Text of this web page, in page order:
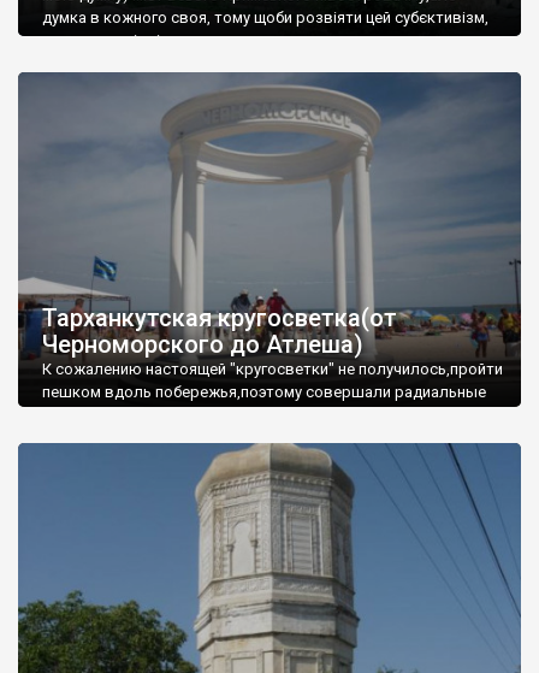
думка в кожного своя, тому щоби розвіяти цей субєктивізм,
запрошую відвідати це
Тарханкутская кругосветка(от
Черноморского до Атлеша)
К сожалению настоящей "кругосветки" не получилось,пройти
пешком вдоль побережья,поэтому совершали радиальные